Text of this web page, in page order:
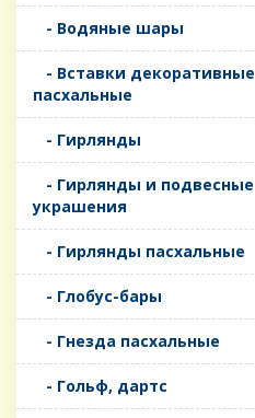
- Водяные шары
- Вставки декоративные
пасхальные
- Гирлянды
- Гирлянды и подвесные
украшения
- Гирлянды пасхальные
- Глобус-бары
- Гнезда пасхальные
- Гольф, дартс